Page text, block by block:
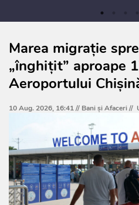
Marea migrație
„înghițit” aproape
Aeroportului
10 Aug. 2026, 16:41 // Bani și Afaceri//